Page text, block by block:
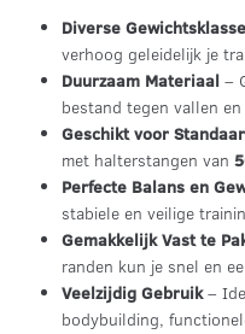
Diverse
verhoog geleidelijk je
Duurzaam Materiaal –
bestand tegen vallen
Geschikt voor
met halterstangen van
Perfecte Balans en
stabiele en veilige
Gemakkelijk Vast te
randen kun je snel en
Veelzijdig Gebruik–
bodybuilding,